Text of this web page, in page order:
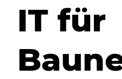
IT für